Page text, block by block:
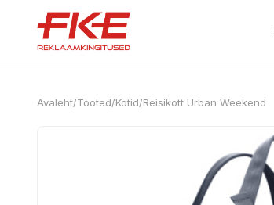
Avaleht/Tooted/Kotid/Reisikott Urban Weekend